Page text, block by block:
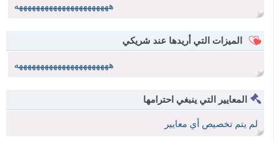
ههههههههههههههههههههههه
الميزات التي أريدها عند شريكي
ههههههههههههههههههههههه
المعايير التي ينبغي احترامها
لم يتم تخصيص أي معايير